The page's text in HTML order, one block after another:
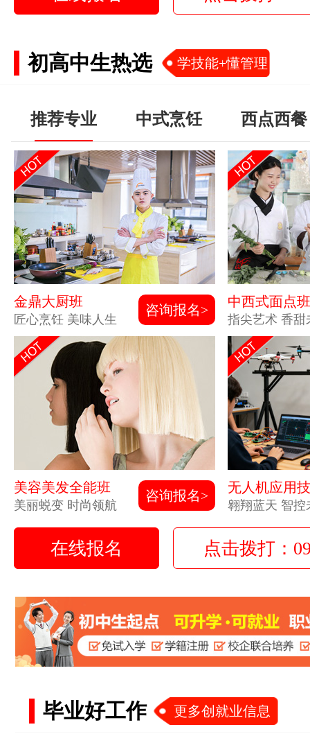
初高中生热选 学技能+懂管理
推荐专业 中式烹饪 西点西餐
金鼎大厨班
匠心烹饪 美味人生
咨询报名>
中西式面点班
指尖艺术 香甜
美容美发全能班
美丽蜕变 时尚领航
咨询报名>
无人机应用
翱翔蓝天 智控
在线报名 点击拨打：
毕业好工作 更多创就业信息